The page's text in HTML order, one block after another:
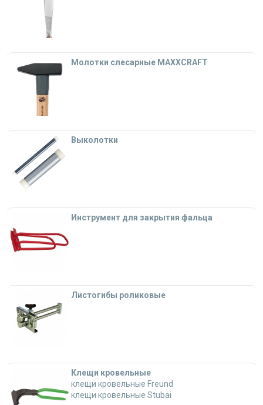
Молотки слесарные MAXXCRAFT
Выколотки
Инструмент для закрытия фальца
Листогибы роликовые
Клещи кровельные
клещи кровельные Freund
клещи кровельные Stubai